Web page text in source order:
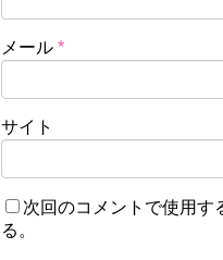
メール *
サイト
次回のコメントで使用す
る。